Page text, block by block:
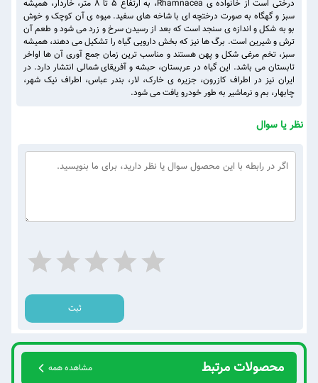
درختی است از خانواده ی Rhamnacea، به ارتفاع ۵ تا ۸ متر، خاردار، همیشه
سبز و گهگاه به صورت درختچه ای با شاخه های سفید. میوه ی آن کوچک و خوش
بو به شکل و اندازه ی سنجد است که بعد از رسیدن سرخ و زرد می شود و طعم آن
ترش و شیرین است. برگ ها نیز که بخش دارویی گیاه را تشکیل می دهند، همیشه
سبز، تخم مرغی شکل و پهن هستند و مناسب ترین زمان جمع آوری آن ها اواخر
تابستان می باشد. این گیاه در عربستان، حبشه و آفریقای شمالی انتشار دارد. در
ایران نیز در اطراف کازرون، جزیره ی خارک، لار، بندر عباس، اطراف نیک شهر،
چابهار، بم و نرماشیر به طور خودرو یافت می شود.
نظر یا سوال
ثبت
محصولات مرتبط مشاهده همه